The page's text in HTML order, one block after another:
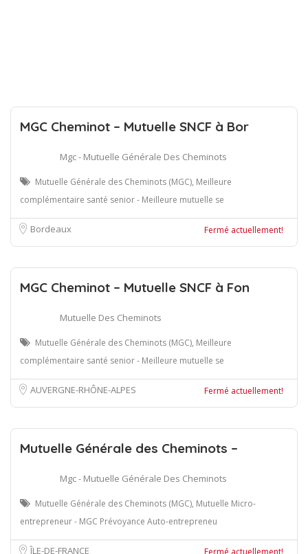
MGC Cheminot – Mutuelle SNCF à Bor
Mgc - Mutuelle Générale Des Cheminots
Mutuelle Générale des Cheminots (MGC), Meilleure
complémentaire santé senior - Meilleure mutuelle se
Bordeaux Fermé actuellement!
MGC Cheminot – Mutuelle SNCF à Fon
Mutuelle Des Cheminots
Mutuelle Générale des Cheminots (MGC), Meilleure
complémentaire santé senior - Meilleure mutuelle se
AUVERGNE-RHÔNE-ALPES Fermé actuellement!
Mutuelle Générale des Cheminots –
Mgc - Mutuelle Générale Des Cheminots
Mutuelle Générale des Cheminots (MGC), Mutuelle Micro-
entrepreneur - MGC Prévoyance Auto-entrepreneu
ÎLE-DE-FRANCE Fermé actuellement!